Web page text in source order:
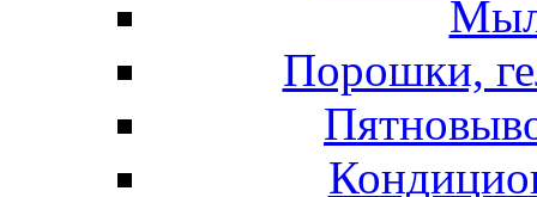
Порошки,